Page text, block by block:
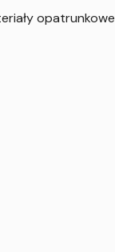
opatrunkowe